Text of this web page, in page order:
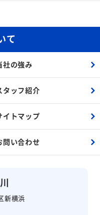
新横浜
て
社の強み
タッフ紹介
イトマップ
問い合わせ